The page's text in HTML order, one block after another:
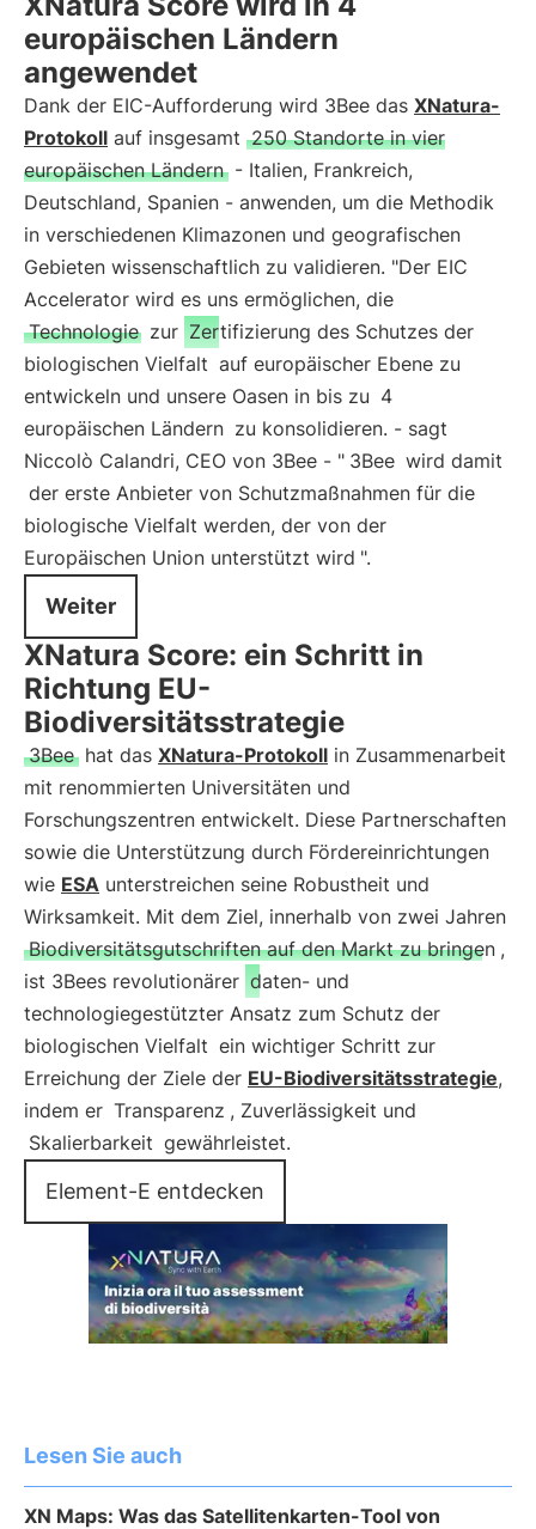
europäischen Ländern
angewendet
Dank der EIC-Aufforderung wird 3Bee das XNatura-
Protokoll auf insgesamt 250 Standorte in vier
europäischen Ländern - Italien, Frankreich,
Deutschland, Spanien - anwenden, um die Methodik
in verschiedenen Klimazonen und geografischen
Gebieten wissenschaftlich zu validieren. "Der EIC
Accelerator wird es uns ermöglichen, die
Technologie zur Zertifizierung des Schutzes der
biologischen Vielfalt auf europäischer Ebene zu
entwickeln und unsere Oasen in bis zu 4
europäischen Ländern zu konsolidieren. - sagt
Niccolò Calandri, CEO von 3Bee - " 3Bee wird damit
der erste Anbieter von Schutzmaßnahmen für die
biologische Vielfalt werden, der von der
Europäischen Union unterstützt wird ".
Weiter
XNatura Score: ein Schritt in
Richtung EU-
Biodiversitätsstrategie
3Bee hat das XNatura-Protokoll in Zusammenarbeit
mit renommierten Universitäten und
Forschungszentren entwickelt. Diese Partnerschaften
sowie die Unterstützung durch Fördereinrichtungen
wie ESA unterstreichen seine Robustheit und
Wirksamkeit. Mit dem Ziel, innerhalb von zwei Jahren
Biodiversitätsgutschriften auf den Markt zu bringen ,
ist 3Bees revolutionärer daten- und
technologiegestützter Ansatz zum Schutz der
biologischen Vielfalt ein wichtiger Schritt zur
Erreichung der Ziele der EU-Biodiversitätsstrategie,
indem er Transparenz , Zuverlässigkeit und
Skalierbarkeit gewährleistet.
Element-E entdecken
Lesen Sie auch
XN Maps: Was das Satellitenkarten-Tool von